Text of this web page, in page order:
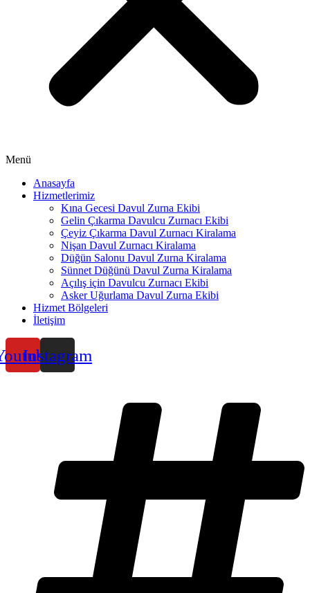
Menü
Anasayfa
Hizmetlerimiz
Kına Gecesi Davul Zurna Ekibi
Gelin Çıkarma Davulcu Zurnacı Ekibi
Çeyiz Çıkarma Davul Zurnacı Kiralama
Nişan Davul Zurnacı Kiralama
Düğün Salonu Davul Zurna Kiralama
Sünnet Düğünü Davul Zurna Kiralama
Açılış için Davulcu Zurnacı Ekibi
Asker Uğurlama Davul Zurna Ekibi
Hizmet Bölgeleri
İletişim
Instagram